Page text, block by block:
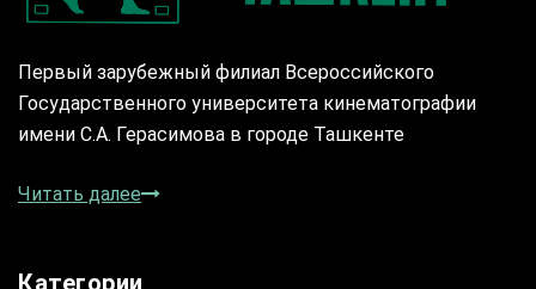
Первый зарубежный филиал Всероссийского
Государственного университета кинематографии
имени С.А. Герасимова в городе Ташкенте
Читать далее
Категории